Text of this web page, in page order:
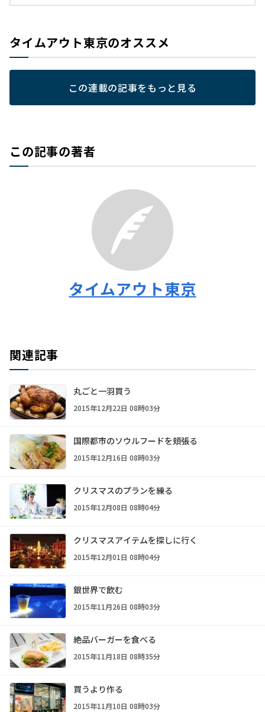
タイムアウト東京のオススメ
この連載の記事をもっと見る
この記事の著者
タイムアウト東京
関連記事
丸ごと一羽買う
2015年12月22日 08時03分
国際都市のソウルフードを頬張る
2015年12月16日 08時03分
クリスマスのプランを練る
2015年12月08日 08時04分
クリスマスアイテムを探しに行く
2015年12月01日 08時04分
銀世界で飲む
2015年11月26日 08時03分
絶品バーガーを食べる
2015年11月18日 08時35分
買うより作る
2015年11月10日 08時03分